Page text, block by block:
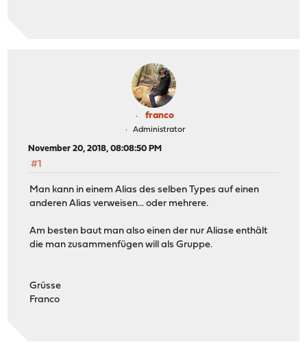
franco
Administrator
November 20, 2018, 08:08:50 PM
#1
Man kann in einem Alias des selben Types auf einen
anderen Alias verweisen... oder mehrere.
Am besten baut man also einen der nur Aliase enthält
die man zusammenfügen will als Gruppe.
Grüsse
Franco